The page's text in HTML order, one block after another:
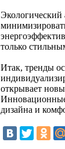
только
Итак, тренды
открывает
дизайна и